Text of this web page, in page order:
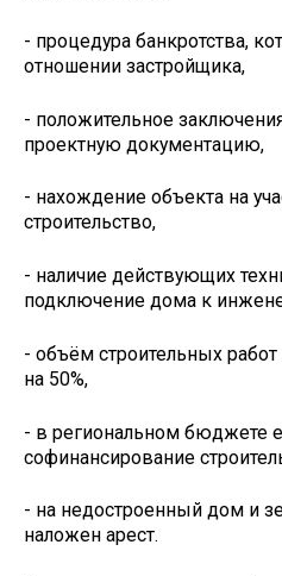
- процедура банкротства,
отношении застройщика,
- положительное
проектную документацию,
- нахождение объекта на
строительство,
- наличие действующих
подключение дома к
- объём строительных
на 50%,
- в региональном бюджете
софинансирование
- на недостроенный дом и
наложен арест.